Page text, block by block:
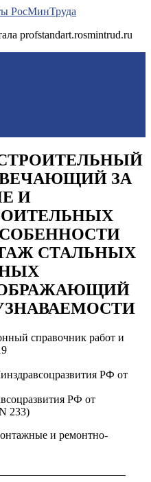
РосМинТруда
profstandart.rosmintrud.ru
ЗА
И
СТАЛЬНЫХ
справочник работ и
РФ от
РФ от
233)
и ремонтно-